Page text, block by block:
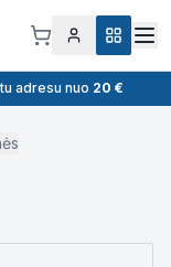
adresu nuo 20 €